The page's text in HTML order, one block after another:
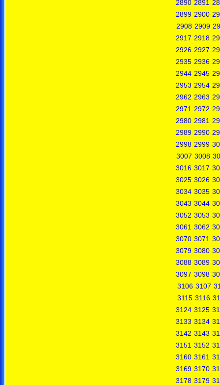
2890 2891
2899 2900
2908 2909
2917 2918
2926 2927
2935 2936
2944 2945
2953 2954
2962 2963
2971 2972
2980 2981
2989 2990
2998 2999
3007 3008
3016 3017
3025 3026
3034 3035
3043 3044
3052 3053
3061 3062
3070 3071
3079 3080
3088 3089
3097 3098
3106 3107
3115 3116
3124 3125
3133 3134
3142 3143
3151 3152
3160 3161
3169 3170
3178 3179